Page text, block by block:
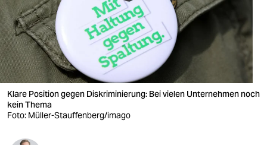
nord
wahrheit
verlag
verlag
Klare Position gegen Diskriminierung: Bei vielen Unternehmen noch
kein Thema
Foto: Müller-Stauffenberg/imago